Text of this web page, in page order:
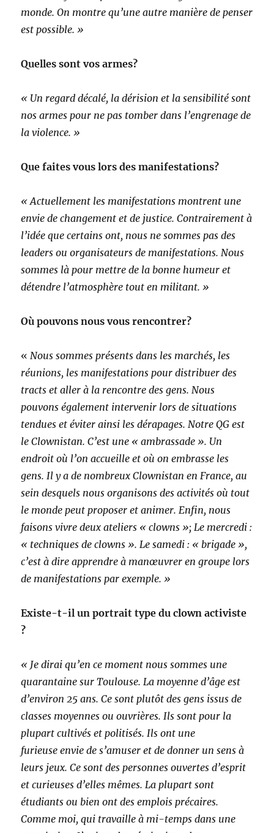
monde. On montre qu’une autre manière de penser
est possible. »
Quelles sont vos armes?
« Un regard décalé, la dérision et la sensibilité sont
nos armes pour ne pas tomber dans l’engrenage de
la violence. »
Que faites vous lors des manifestations?
« Actuellement les manifestations montrent une
envie de changement et de justice.Contrairement à
l’idée que certains ont, nous ne sommes pas des
leaders ou organisateurs de manifestations. Nous
sommes là pour mettre de la bonne humeur et
détendre l’atmosphère tout en militant. »
Où pouvons nous vous rencontrer?
«Nous sommes présents dans les marchés, les
réunions, les manifestations pour distribuer des
tracts et aller à la rencontre des gens. Nous
pouvons également intervenir lors de situations
tendues et éviter ainsi les dérapages. Notre QG est
le Clownistan. C’est une « ambrassade ». Un
endroit où l’on accueille et où on embrasse les
gens. Il y a de nombreux Clownistan en France, au
sein desquels nous organisons des activités où tout
le monde peut proposer et animer. Enfin, nous
faisons vivre deux ateliers « clowns »; Le mercredi :
« techniques de clowns ». Le samedi : « brigade »,
c’est à dire apprendre à manœuvrer en groupe lors
de manifestations par exemple. »
Existe-t-il un portrait type du clown activiste
?
« Je dirai qu’en ce moment nous sommes une
quarantaine sur Toulouse. La moyenne d’âge est
d’environ 25 ans. Ce sont plutôt des gens issus de
classes moyennes ou ouvrières. Ils sont pour la
plupart cultivés et politisés. Ils ont une
furieuse envie de s’amuser et de donner un sens à
leurs jeux. Ce sont des personnes ouvertes d’esprit
et curieuses d’elles mêmes. La plupart sont
étudiants ou bien ont des emplois précaires.
Comme moi, qui travaille à mi-temps dans une